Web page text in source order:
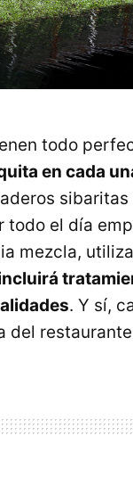
todo
en cada
todo el día
mezcla,
. Y sí,
del